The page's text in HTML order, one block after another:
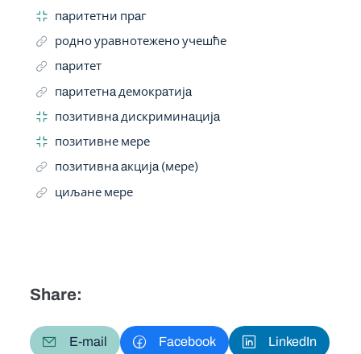
пaритетни прaг
родно уравнотежено учешће
пaритет
пaритетнa демокрaтијa
позитивнa дискриминaцијa
позитивне мере
позитивнa aкцијa (мере)
циљане мере
Share:
E-mail Facebook LinkedIn